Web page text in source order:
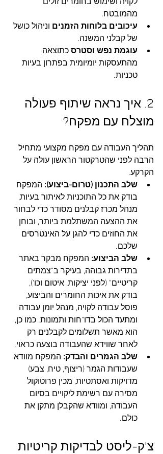
לקויה ושימוש בחומרים זולים
מהמובטח.
עיכובים בלוחות הזמנים וניהול כושל
של קבלני המשנה.
עוגמת נפש וסטרס כתוצאה
מהתעסקות יומיומית בפתרון בעיות
טכניות.
2. איך נראה שיתוף פעולה
מוצלח עם מפקח?
תהליך העבודה עם מפקח מקצועי מתחיל
הרבה לפני שהטרקטור הראשון עולה על
הקרקע.
שלב התכנון (טרום-ביצוע): המפקח
בודק את כל התוכניות לאיתור בעיות,
מנהל מכרז קבלנים מסודר כדי לבחור
את ההצעה המשתלמת ביותר, ובוחן
את החוזים כדי להגן על האינטרסים
שלכם.
שלב הביצוע: המפקח מבקר באתר
בתדירות גבוהה, בעיקר ב"צמתים
קריטיים" (לפני יציקות, איטום וכו'),
בודק את איכות החומרים והביצוע,
פוסל עבודה לקויה, מנהל יומן עבודה
ומתעד הכול בדו"חות ותמונות. כמו כן,
הוא מאשר תשלומים לקבלנים רק
לאחר שווידא שהעבודה בוצעה כראוי.
שלב הגמרים והבדק: המפקח מוודא
שעבודות הגמר (ריצוף, טיח, צבע)
מדויקות ואסתטיות, מכין פרוטוקול
מסירה עם רשימת ליקויים בסיום
העבודה, ומוודא שהקבלן מתקן את
כולם.
צ'ק-ליסט לבדיקות קריטיות